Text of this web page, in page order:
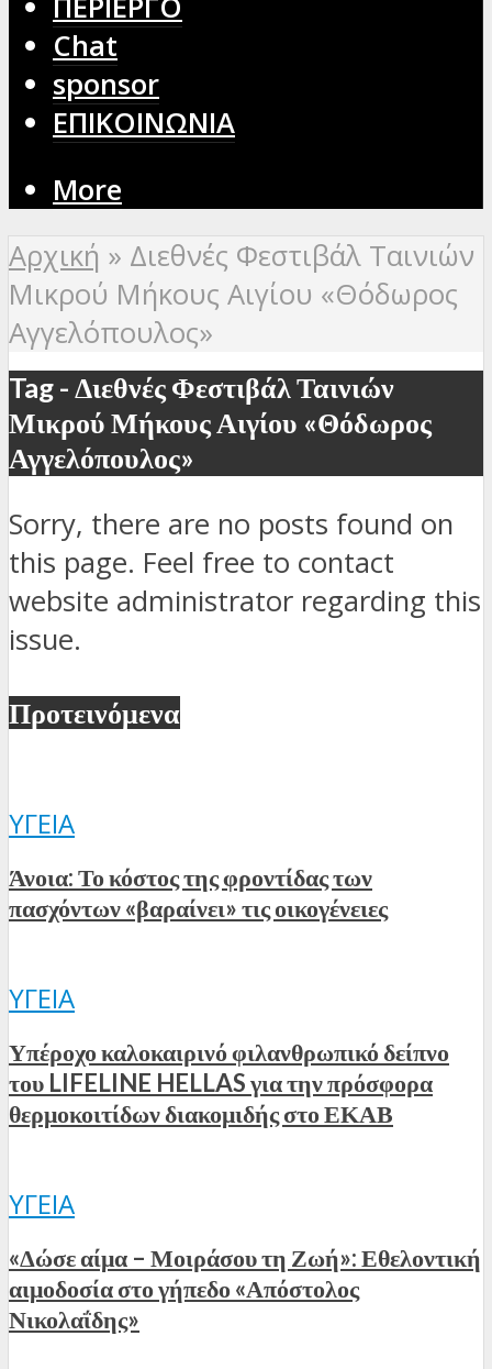
Chat
sponsor
ΕΠΙΚΟΙΝΩΝΙΑ
More
Αρχική » Διεθνές Φεστιβάλ Ταινιών
Μικρού Μήκους Αιγίου «Θόδωρος
Αγγελόπουλος»
Tag - Διεθνές Φεστιβάλ Ταινιών
Μικρού Μήκους Αιγίου «Θόδωρος
Αγγελόπουλος»
Sorry, there are no posts found on
this page. Feel free to contact
website administrator regarding this
issue.
Προτεινόμενα
ΥΓΕΊΑ
Άνοια: Το κόστος της φροντίδας των
πασχόντων «βαραίνει» τις οικογένειες
ΥΓΕΊΑ
Υπέροχο καλοκαιρινό φιλανθρωπικό δείπνο
του LIFELINE HELLAS για την πρόσφορα
θερμοκοιτίδων διακομιδής στο ΕΚΑΒ
ΥΓΕΊΑ
«Δώσε αίμα – Μοιράσου τη Ζωή»: Εθελοντική
αιμοδοσία στο γήπεδο «Απόστολος
Νικολαΐδης»